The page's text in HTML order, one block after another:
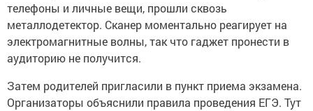
телефоны и личные вещи, прошли сквозь
металлодетектор. Сканер моментально реагирует на
электромагнитные волны, так что гаджет пронести в
аудиторию не получится.
Затем родителей пригласили в пункт приема экзамена.
Организаторы объяснили правила проведения ЕГЭ. Тут